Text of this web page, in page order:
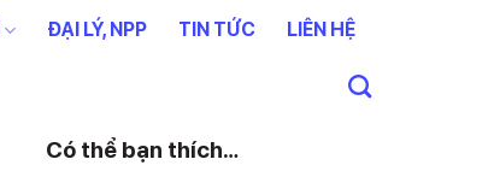
ĐẠI LÝ, NPP TIN TỨC LIÊN HỆ
Có thể bạn thích…